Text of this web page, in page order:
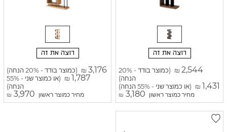
רוצה את זה
₪ 2,544
(כמוצר בודד - 20%
הנחה)
₪ 1,431 (או כמוצר שני - 55% הנחה)
מחיר כמוצר ראשון ₪ 3,180
רוצה את זה
₪ 3,176 (כמוצר בודד - 20% הנחה)
₪ 1,787
(או כמוצר שני - 55%
הנחה)
מחיר כמוצר ראשון ₪ 3,970